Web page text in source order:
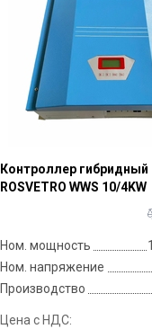
Контроллер гибридный
ROSVETRO WWS 10/4KW
Ном. мощность
Ном. напряжение
Производство
Цена с НДС: